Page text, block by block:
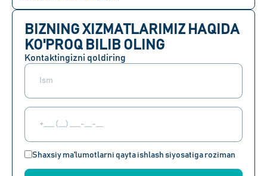
BIZNING XIZMATLARIMIZ HAQIDA
KO'PROQ BILIB OLING
Kontaktingizni qoldiring
Shaxsiy ma'lumotlarni qayta ishlash siyosatiga roziman